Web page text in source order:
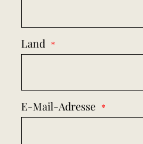
Land
E-Mail-Adresse